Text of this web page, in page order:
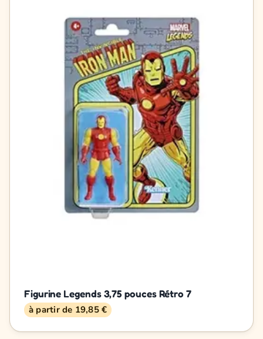
Figurine Legends 3,75 pouces Rétro 7
à partir de 19,85 €